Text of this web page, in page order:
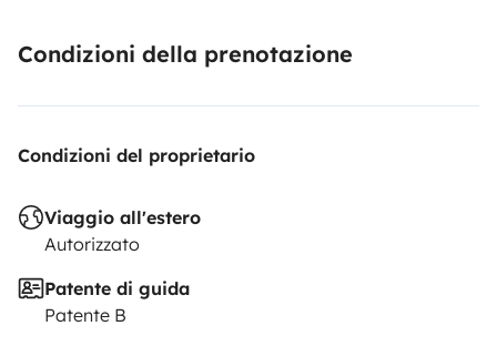
Condizioni della prenotazione
Condizioni del proprietario
Viaggio all'estero
Autorizzato
Patente di guida
Patente B